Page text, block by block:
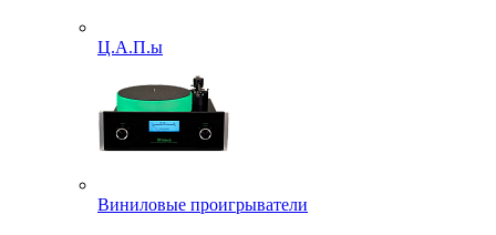
Ц.А.П.ы
Виниловые проигрыватели